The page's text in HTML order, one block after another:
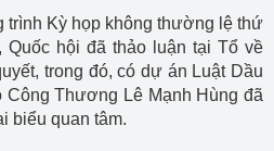
trình Kỳ họp không thường lệ thứ
Quốc hội đã thảo luận tại Tổ về
trong đó, có dự án Luật Dầu
Thương Lê Mạnh Hùng đã
biểu quan tâm.